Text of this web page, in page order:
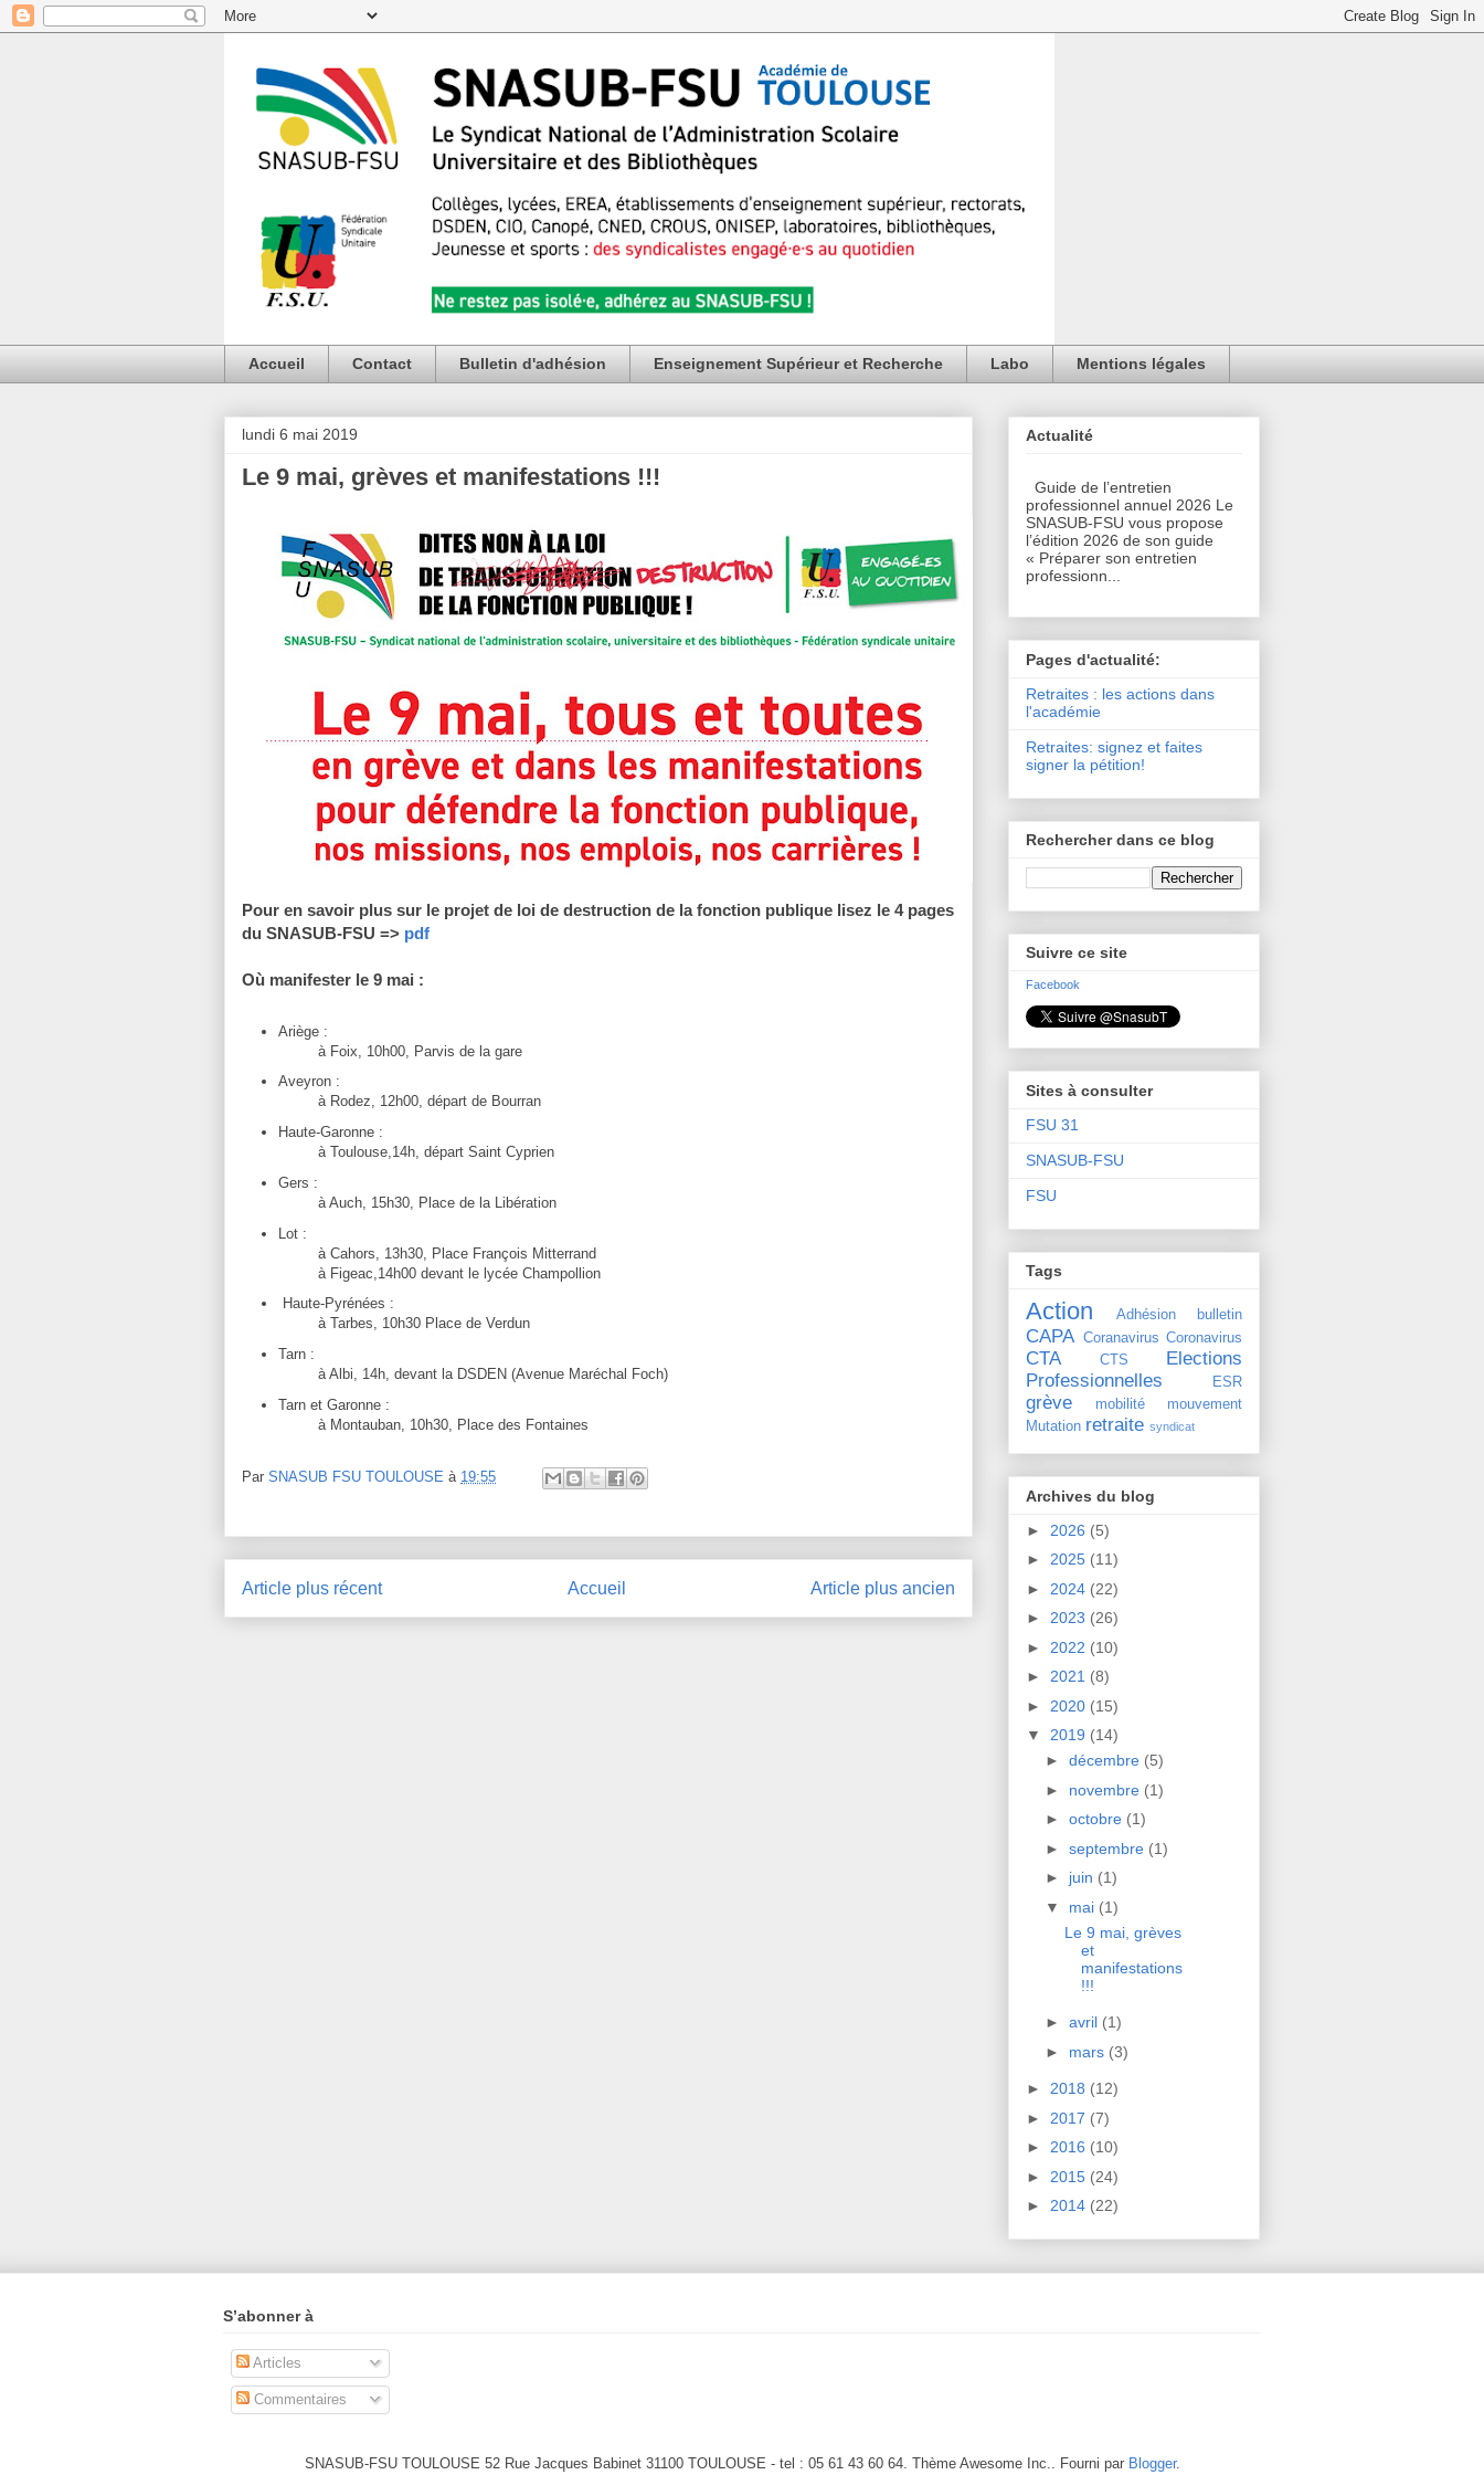
Accueil Contact Bulletin d'adhésion Enseignement Supérieur et Recherche Labo Mentions légales
lundi 6 mai 2019
Le 9 mai, grèves et manifestations !!!
Pour en savoir plus sur le projet de loi de destruction de la fonction publique lisez le 4 pages
du SNASUB-FSU => pdf
Où manifester le 9 mai :
Ariège :
à Foix, 10h00, Parvis de la gare
Aveyron :
à Rodez, 12h00, départ de Bourran
Haute-Garonne :
à Toulouse,14h, départ Saint Cyprien
Gers :
à Auch, 15h30, Place de la Libération
Lot :
à Cahors, 13h30, Place François Mitterrand
à Figeac,14h00 devant le lycée Champollion
Haute-Pyrénées :
à Tarbes, 10h30 Place de Verdun
Tarn :
à Albi, 14h, devant la DSDEN (Avenue Maréchal Foch)
Tarn et Garonne :
à Montauban, 10h30, Place des Fontaines
Par SNASUB FSU TOULOUSE à 19:55
Article plus récent Article plus ancien
Accueil
Actualité
Guide de l’entretien
professionnel annuel 2026 Le
SNASUB-FSU vous propose
l’édition 2026 de son guide
« Préparer son entretien
professionn...
Pages d'actualité:
Retraites : les actions dans
l'académie
Retraites: signez et faites
signer la pétition!
Rechercher dans ce blog
Suivre ce site
Facebook
Sites à consulter
FSU 31
SNASUB-FSU
FSU
Tags
Action Adhésion bulletin
CAPA Coranavirus Coronavirus
CTA CTS
Elections
Professionnelles
ESR
grève mobilité
mouvement
Mutation retraite syndicat
Archives du blog
► 2026 (5)
► 2025 (11)
► 2024 (22)
► 2023 (26)
► 2022 (10)
► 2021 (8)
► 2020 (15)
▼ 2019 (14)
► décembre (5)
► novembre (1)
► octobre (1)
► septembre (1)
► juin (1)
▼ mai (1)
Le 9 mai, grèves
et
manifestations
!!!
► avril (1)
► mars (3)
► 2018 (12)
► 2017 (7)
► 2016 (10)
► 2015 (24)
► 2014 (22)
S’abonner à
Articles
Commentaires
SNASUB-FSU TOULOUSE 52 Rue Jacques Babinet 31100 TOULOUSE - tel : 05 61 43 60 64. Thème Awesome Inc.. Fourni par Blogger.